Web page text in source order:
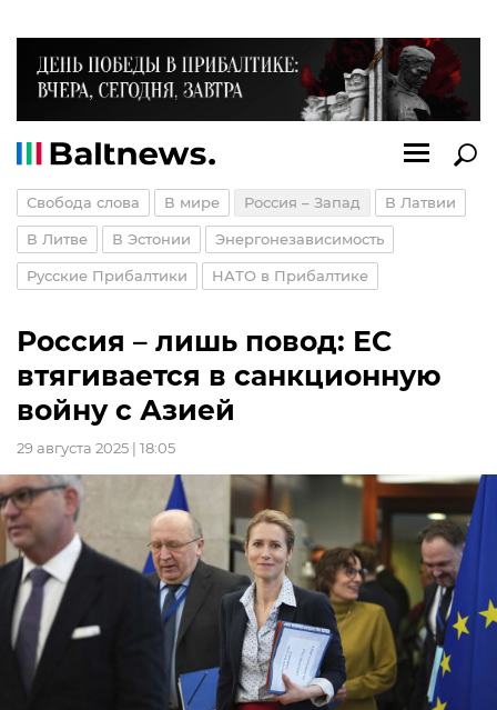
Свобода слова В мире Россия – Запад В Латвии
В Литве В Эстонии Энергонезависимость
Русские Прибалтики НАТО в Прибалтике
Россия – лишь повод: ЕС
втягивается в санкционную
войну с Азией
29 августа 2025 | 18:05